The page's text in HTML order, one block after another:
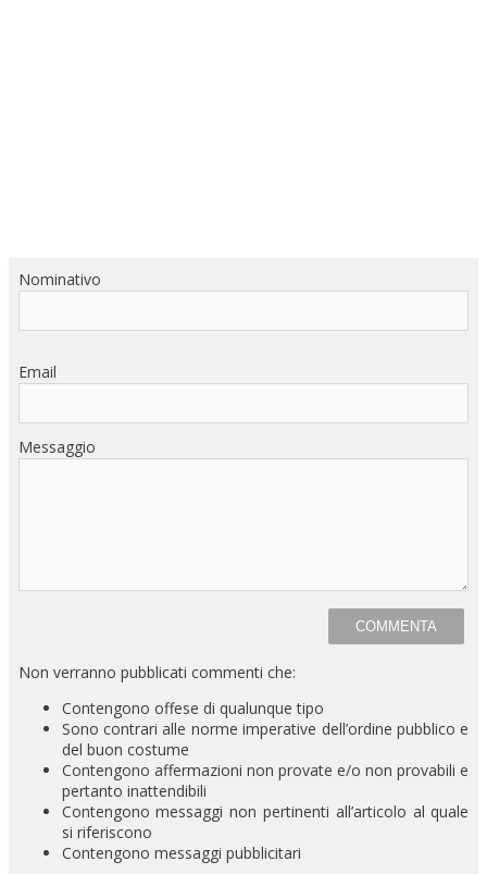
Nominativo
Email
Messaggio
Non verranno pubblicati commenti che:
Contengono offese di qualunque tipo
Sono contrari alle norme imperative dell’ordine pubblico e
del buon costume
Contengono affermazioni non provate e/o non provabili e
pertanto inattendibili
Contengono messaggi non pertinenti all’articolo al quale
si riferiscono
Contengono messaggi pubblicitari